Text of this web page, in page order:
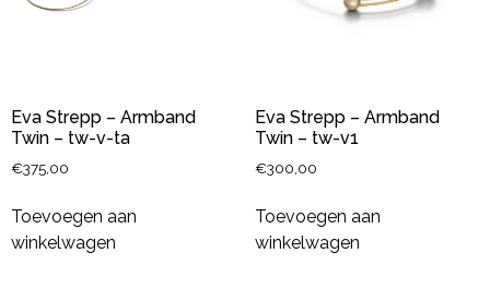
Eva Strepp – Armband
Twin – tw-v-ta
€375,00
Toevoegen aan
winkelwagen
Eva Strepp – Armband
Twin – tw-v1
€300,00
Toevoegen aan
winkelwagen